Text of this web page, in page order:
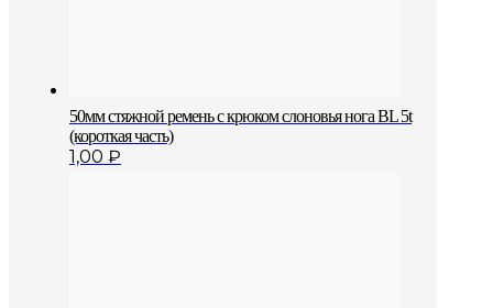
50мм стяжной ремень с крюком слоновья нога BL 5t
(короткая часть)
1,00 ₽